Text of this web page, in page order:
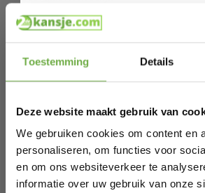
Toestemming Details
Deze website maakt gebruik van
We gebruiken cookies om content en
personaliseren, om functies voor
en om ons websiteverkeer te
informatie over uw gebruik van onze
gebruiksklaar. Met een gewicht van
180° draaibare kop kun je eenvoudig
driehoekige vloerkop en tapijtglijder,
om tapijten, harde vloeren en andere
te maken. SchoonMaken was nog nooit
Inclusief diverse opzetstukken en 2
Merk: Strex
Vermogen: 1600W
Ge bruikbaar binnen 20 seconden
Alleen koud water vereist, geen
Watertank capaciteit: 280 ml
Schrijf je in en ontvang
Bij 2dekansje.com
kortingen tot wel